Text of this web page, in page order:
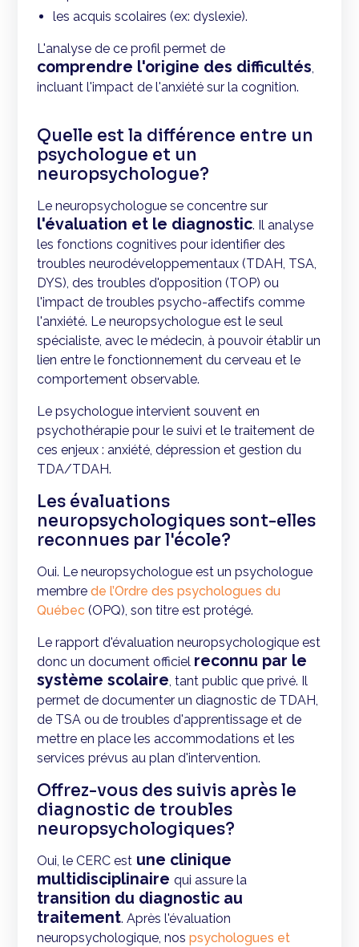
les acquis scolaires (ex: dyslexie).
L'analyse de ce profil permet de
comprendre l'origine des difficultés,
incluant l'impact de l'anxiété sur la cognition.
Quelle est la différence entre un
psychologue et un
neuropsychologue?
Le neuropsychologue se concentre sur
l'évaluation et le diagnostic. Il analyse
les fonctions cognitives pour identifier des
troubles neurodéveloppementaux (TDAH, TSA,
DYS), des troubles d'opposition (TOP) ou
l'impact de troubles psycho-affectifs comme
l'anxiété. Le neuropsychologue est le seul
spécialiste, avec le médecin, à pouvoir établir un
lien entre le fonctionnement du cerveau et le
comportement observable.
Le psychologue intervient souvent en
psychothérapie pour le suivi et le traitement de
ces enjeux : anxiété, dépression et gestion du
TDA/TDAH.
Les évaluations
neuropsychologiques sont-elles
reconnues par l'école?
Oui. Le neuropsychologue est un psychologue
membre de l’Ordre des psychologues du
Québec (OPQ), son titre est protégé.
Le rapport d'évaluation neuropsychologique est
donc un document officiel reconnu par le
système scolaire, tant public que privé. Il
permet de documenter un diagnostic de TDAH,
de TSA ou de troubles d'apprentissage et de
mettre en place les accommodations et les
services prévus au plan d'intervention.
Offrez-vous des suivis après le
diagnostic de troubles
neuropsychologiques?
Oui, le CERC est une clinique
multidisciplinairequi assure la
transition du diagnostic au
traitement. Après l'évaluation
neuropsychologique, nos psychologues et